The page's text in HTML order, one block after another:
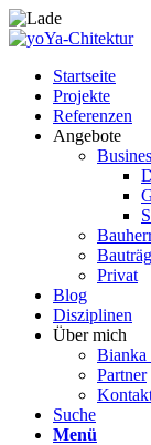
Startseite
Projekte
Referenzen
Angebote
Privat
Blog
Disziplinen
Über mich
Bianka
Partner
Suche
Menü